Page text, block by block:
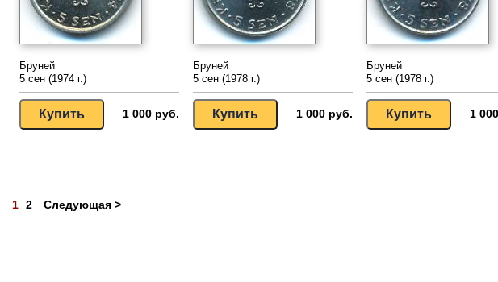
Бруней
5 сен (1974 г.)
1 000 руб.
Бруней
5 сен (1978 г.)
1 000 руб.
Бруней
5 сен (1978 г.)
1
1 2 Следующая >